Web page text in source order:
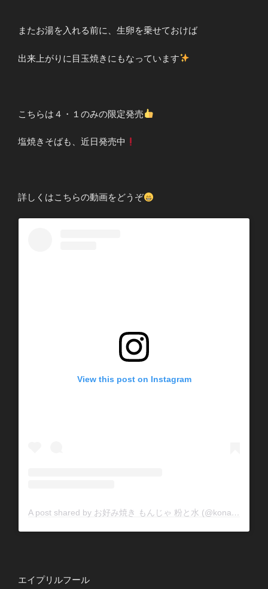
またお湯を入れる前に、生卵を乗せておけば
出来上がりに目玉焼きにもなっています
こちらは４・１のみの限定発売
塩焼きそばも、近日発売中
詳しくはこちらの動画をどうぞ
View this post on Instagram
A post shared by お好み焼き もんじゃ 粉と水 (@konatomizu)
エイプリルフール